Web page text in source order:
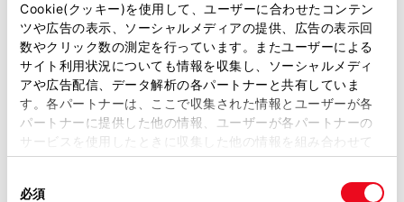
Cookie(クッキー)を使用して、ユーザーに合わせたコンテン
ツや広告の表示、ソーシャルメディアの提供、広告の表示回
数やクリック数の測定を行っています。またユーザーによる
サイト利用状況についても情報を収集し、ソーシャルメディ
アや広告配信、データ解析の各パートナーと共有していま
す。各パートナーは、ここで収集された情報とユーザーが各
パートナーに提供した他の情報、ユーザーが各パートナーの
サービスを使用したときに収集した他の情報を組み合わせて
使用することがあります。当ウェブサイトの使用を続行する
必須
トレッド前／後
1470/1460mm
室内長×室内幅× 室内高
1830 × 1425×1165mm
車両重量
1150kg